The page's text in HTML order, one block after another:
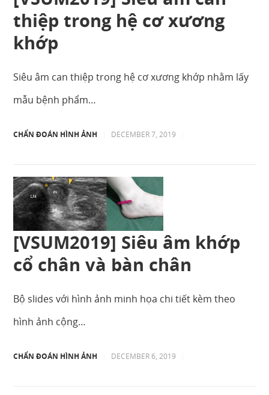
thiệp trong hệ cơ xương
khớp
Siêu âm can thiệp trong hệ cơ xương khớp nhằm lấy
mẫu bệnh phẩm…
CHẨN ĐOÁN HÌNH ẢNH DECEMBER 7, 2019
[VSUM2019] Siêu âm khớp
cổ chân và bàn chân
Bộ slides với hình ảnh minh họa chi tiết kèm theo
hình ảnh cộng…
CHẨN ĐOÁN HÌNH ẢNH DECEMBER 6, 2019